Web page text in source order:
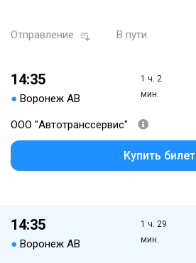
Отправление В пути
14:35
● Воронеж АВ
1 ч. 2
мин.
ООО "Автотранссервис"
Купить билет
14:35
● Воронеж АВ
1 ч. 29
мин.